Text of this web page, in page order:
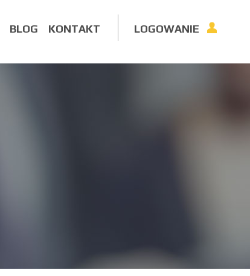
LOGOWANIE
BLOG KONTAKT